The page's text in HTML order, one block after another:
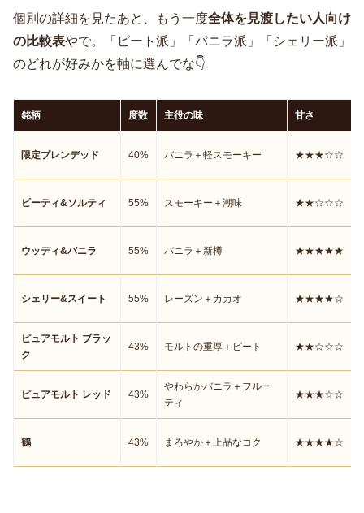
個別の詳細を見たあと、もう一度全体を見渡したい人向け
の比較表やで。「ピート派」「バニラ派」「シェリー派」
のどれが好みかを軸に選んでな👇
銘柄 度数 主役の味 甘さ
限定ブレンデッド 40% バニラ＋軽スモーキー ★★★☆☆
ピーティ&ソルティ 55% スモーキー＋潮味 ★★☆☆☆
ウッディ&バニラ 55% バニラ＋新樽 ★★★★★
シェリー&スイート 55% レーズン＋カカオ ★★★★☆
ピュアモルト ブラッ
ク
43% モルトの重厚＋ピート ★★☆☆☆
ピュアモルト レッド 43%
やわらかバニラ＋フルー
ティ
★★★☆☆
鶴 43% まろやか＋上品なコク ★★★★☆